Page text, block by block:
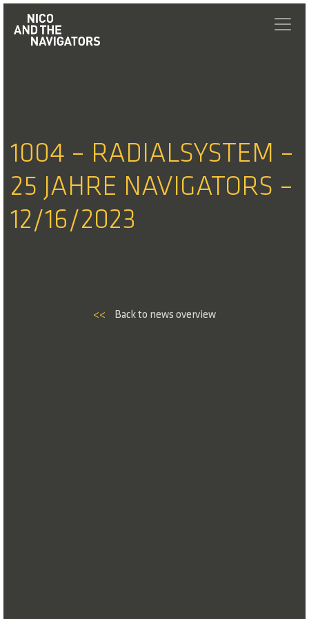
1004 – RADIALSYSTEM –
25 JAHRE NAVIGATORS –
12/16/2023
<< Back to news overview